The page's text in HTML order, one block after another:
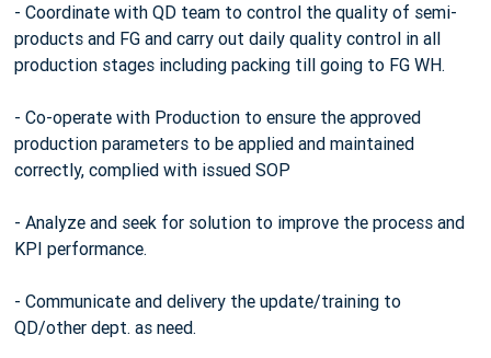
- Coordinate with QD team to control the quality of semi-
products and FG and carry out daily quality control in all
production stages including packing till going to FG WH.
- Co-operate with Production to ensure the approved
production parameters to be applied and maintained
correctly, complied with issued SOP
- Analyze and seek for solution to improve the process and
KPI performance.
- Communicate and delivery the update/training to
QD/other dept. as need.